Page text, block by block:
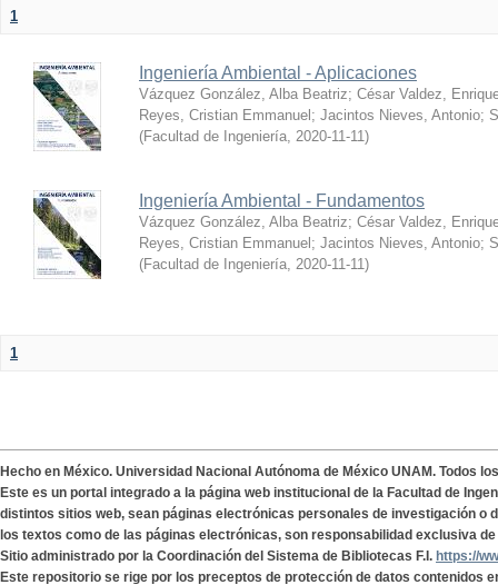
1
Ingeniería Ambiental - Aplicaciones
Vázquez González, Alba Beatriz; César Valdez,
Reyes, Cristian Emmanuel ; Jacintos Nieves, Antonio;
(Facultad de Ingeniería, 2020-11-11)
Ingeniería Ambiental - Fundamentos
Vázquez González, Alba Beatriz; César Valdez,
Reyes, Cristian Emmanuel ; Jacintos Nieves, Antonio;
(Facultad de Ingeniería, 2020-11-11)
1
Hecho en México. Universidad Nacional Autónoma de México UNAM. Todos
Este es un portal integrado a la página web institucional de la Facultad de
distintos sitios web, sean páginas electrónicas personales de investigación o
los textos como de las páginas electrónicas, son responsabilidad exclusiva
Sitio administrado por la Coordinación del Sistema de Bibliotecas F.I. https://
Este repositorio se rige por los preceptos de protección de datos contenidos